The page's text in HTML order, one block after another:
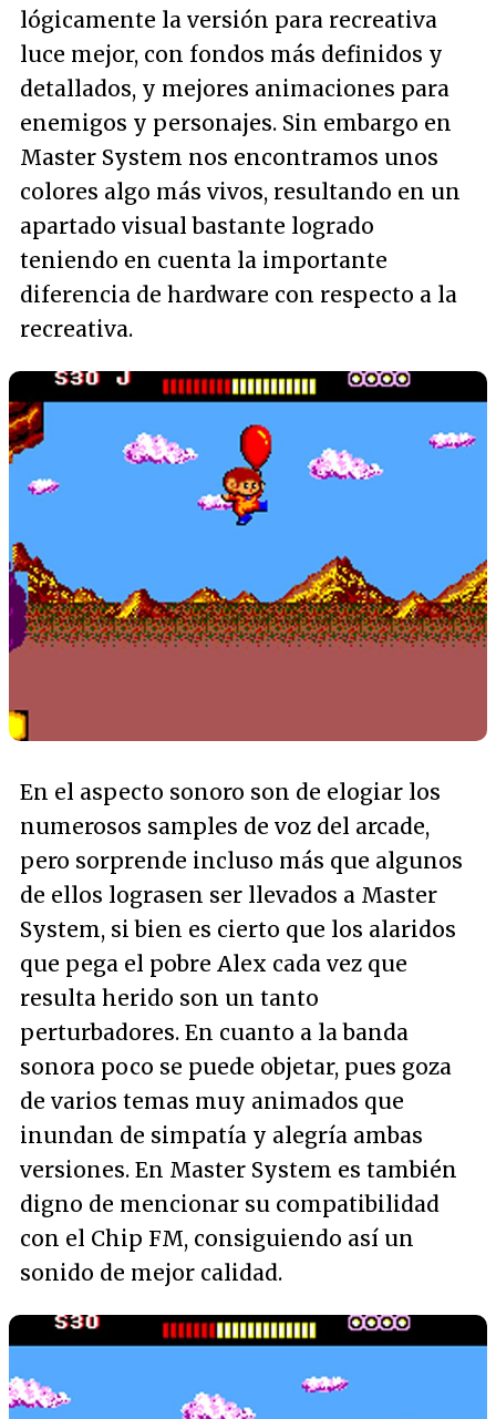
lógicamente la versión para recreativa
luce mejor, con fondos más definidos y
detallados, y mejores animaciones para
enemigos y personajes. Sin embargo en
Master System nos encontramos unos
colores algo más vivos, resultando en un
apartado visual bastante logrado
teniendo en cuenta la importante
diferencia de hardware con respecto a la
recreativa.
En el aspecto sonoro son de elogiar los
numerosos samples de voz del arcade,
pero sorprende incluso más que algunos
de ellos lograsen ser llevados a Master
System, si bien es cierto que los alaridos
que pega el pobre Alex cada vez que
resulta herido son un tanto
perturbadores. En cuanto a la banda
sonora poco se puede objetar, pues goza
de varios temas muy animados que
inundan de simpatía y alegría ambas
versiones. En Master System es también
digno de mencionar su compatibilidad
con el Chip FM, consiguiendo así un
sonido de mejor calidad.